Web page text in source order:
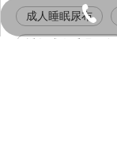
成人睡眠尿布
透气成人睡眠尿布